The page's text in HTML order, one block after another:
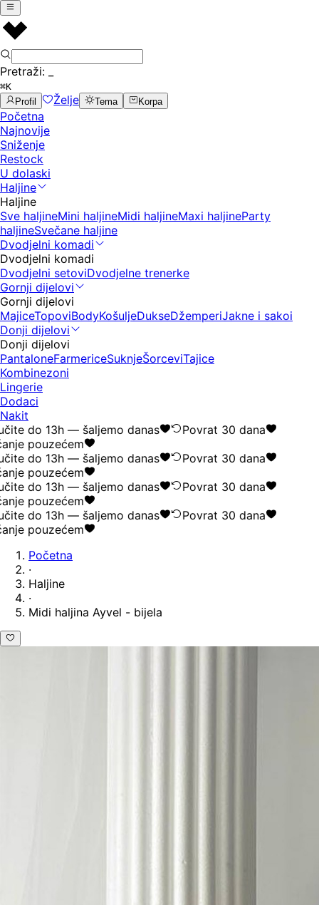
Pretraži:
⌘K
Profil
Želje Tema Korpa
Početna
Najnovije
Sniženje
Restock
U dolaski
Haljine
Haljine
Sve haljineMini haljineMidi haljineMaxi haljineParty
haljineSvečane haljine
Dvodjelni komadi
Dvodjelni komadi
Dvodjelni setoviDvodjelne trenerke
Gornji dijelovi
Gornji dijelovi
MajiceTopoviBodyKošuljeDukseDžemperiJakne i sakoi
Donji dijelovi
Donji dijelovi
PantaloneFarmericeSuknjeŠorceviTajice
Kombinezoni
Lingerie
Dodaci
Nakit
do 13h — šaljemo danas
Povrat 30 dana
pouzećem
do 13h — šaljemo danas
Povrat 30 dana
pouzećem
do 13h — šaljemo danas
Povrat 30 dana
pouzećem
do 13h — šaljemo danas
Povrat 30 dana
pouzećem
Početna
·
Haljine
·
Midi haljina Ayvel - bijela